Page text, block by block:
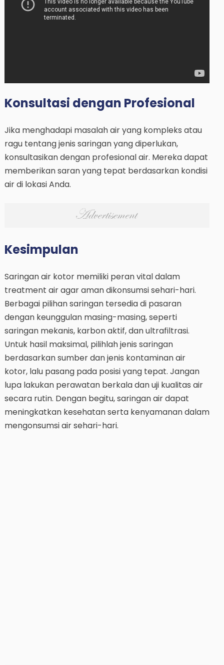
Konsultasi dengan Profesional
Jika menghadapi masalah air yang kompleks atau
ragu tentang jenis saringan yang diperlukan,
konsultasikan dengan profesional air. Mereka dapat
memberikan saran yang tepat berdasarkan kondisi
air di lokasi Anda.
Kesimpulan
Saringan air kotor memiliki peran vital dalam
treatment air agar aman dikonsumsi sehari-hari.
Berbagai pilihan saringan tersedia di pasaran
dengan keunggulan masing-masing, seperti
saringan mekanis, karbon aktif, dan ultrafiltrasi.
Untuk hasil maksimal, pilihlah jenis saringan
berdasarkan sumber dan jenis kontaminan air
kotor, lalu pasang pada posisi yang tepat. Jangan
lupa lakukan perawatan berkala dan uji kualitas air
secara rutin. Dengan begitu, saringan air dapat
meningkatkan kesehatan serta kenyamanan dalam
mengonsumsi air sehari-hari.